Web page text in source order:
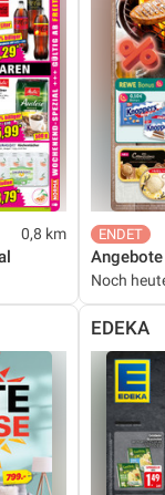
0,8 km
Noch
EDEKA